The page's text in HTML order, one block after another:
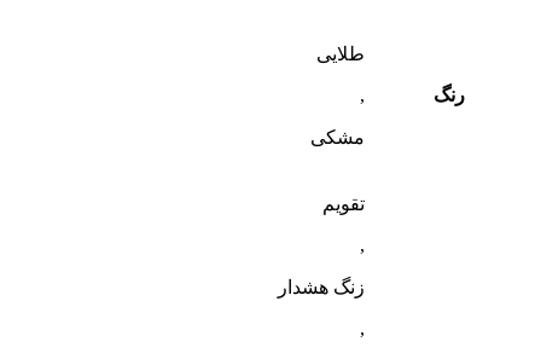
رنگ
طلایی
,
مشکی
تقویم
,
زنگ هشدار
,